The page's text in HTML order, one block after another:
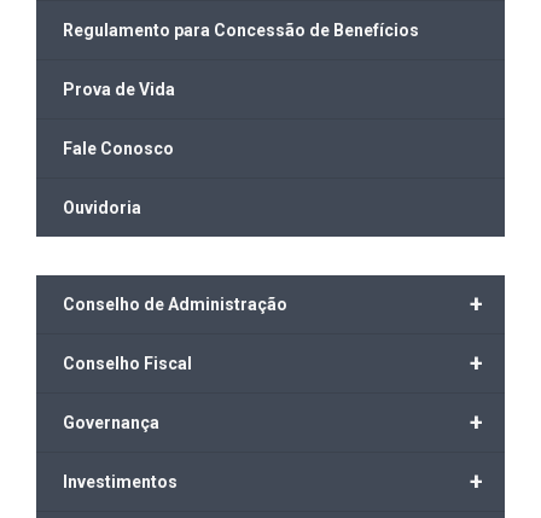
Regulamento para Concessão de Benefícios
Prova de Vida
Fale Conosco
Ouvidoria
+
Conselho de Administração
+
Conselho Fiscal
+
Governança
+
Investimentos